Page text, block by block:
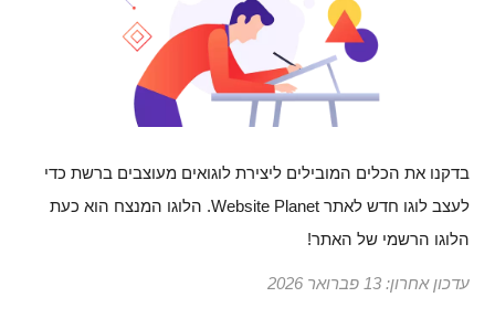
בדקנו את הכלים המובילים ליצירת לוגואים מעוצבים ברשת כדי
לעצב לוגו חדש לאתר Website Planet. הלוגו המנצח הוא כעת
הלוגו הרשמי של האתר!
עדכון אחרון: 13 פברואר 2026